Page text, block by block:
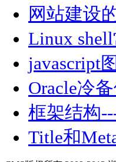
网站建设
Linux
javascript
Oracle冷
框架结构
Title和